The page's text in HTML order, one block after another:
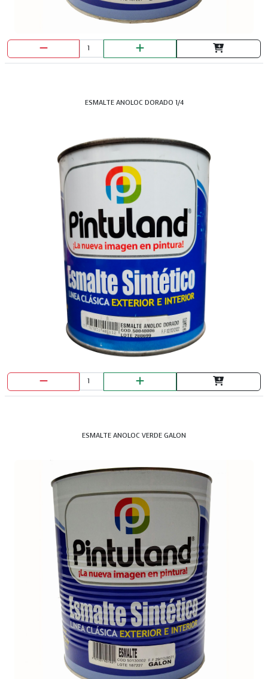
BROCA MURO BARRACUDA 1/2X6"
ESMALTE ANOLOC DORADO 1/4
ESMALTE ANOLOC VERDE GALON